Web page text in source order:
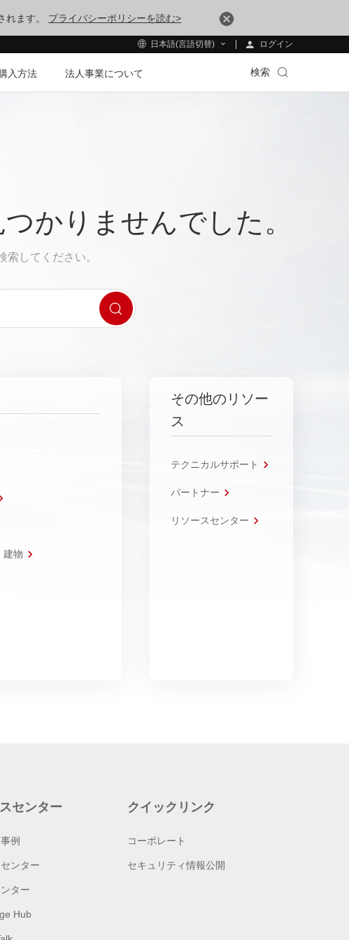
れます。 プライバシーポリシーを読む>
日本語(言語切替) ログイン
入方法 法人事業について 検索
かりませんでした。
してください。
建物
その他のリソー
ス
テクニカルサポート
パートナー
リソースセンター
センター
例
ンター
ター
Hub
クイックリンク
コーポレート
セキュリティ情報公開